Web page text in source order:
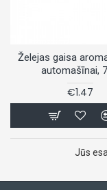
Želejas gaisa
automašīnai,
€1.47
Jūs